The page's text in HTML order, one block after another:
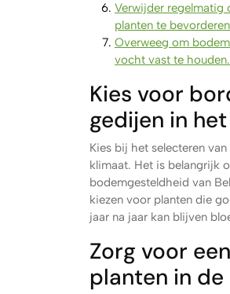
Verwijder regelmatig
planten te
Overweeg om
vocht vast te houden.
Kies voor
gedijen in
Kies bij het selecteren
klimaat. Het is belangrijk
bodemgesteldheid van
kiezen voor planten die
jaar na jaar kan blijven
Zorg voor
planten in